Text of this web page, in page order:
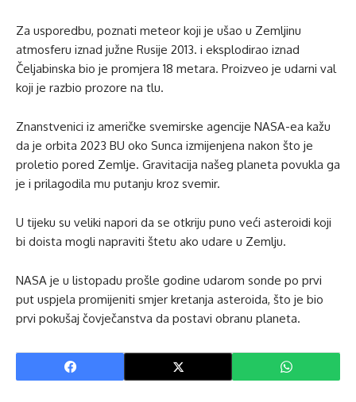
Za usporedbu, poznati meteor koji je ušao u Zemljinu
atmosferu iznad južne Rusije 2013. i eksplodirao iznad
Čeljabinska bio je promjera 18 metara. Proizveo je udarni val
koji je razbio prozore na tlu.
Znanstvenici iz američke svemirske agencije NASA-ea kažu
da je orbita 2023 BU oko Sunca izmijenjena nakon što je
proletio pored Zemlje. Gravitacija našeg planeta povukla ga
je i prilagodila mu putanju kroz svemir.
U tijeku su veliki napori da se otkriju puno veći asteroidi koji
bi doista mogli napraviti štetu ako udare u Zemlju.
NASA je u listopadu prošle godine udarom sonde po prvi
put uspjela promijeniti smjer kretanja asteroida, što je bio
prvi pokušaj čovječanstva da postavi obranu planeta.